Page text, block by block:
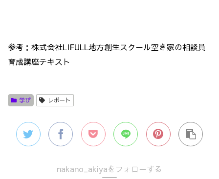
参考：株式会社LIFULL地方創生スクール空き家の相談員
育成講座テキスト
学び レポート
nakano_akiyaをフォローする